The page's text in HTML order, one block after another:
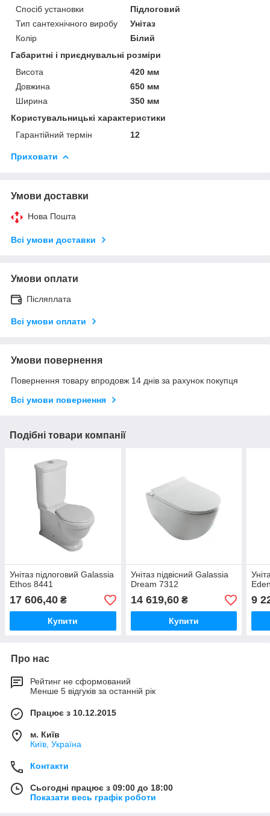
Спосіб установки
Підлоговий
Тип сантехнічного виробу
Унітаз
Колір
Білий
Габаритні і приєднувальні розміри
Висота
420 мм
Довжина
650 мм
Ширина
350 мм
Користувальницькі характеристики
Гарантійний термін
12
Приховати
Умови доставки
Нова Пошта
Всі умови доставки
Умови оплати
Післяплата
Всі умови оплати
Умови повернення
Повернення товару впродовж 14 днів за рахунок покупця
Всі умови повернення
Подібні товари компанії
Унітаз підлоговий Galassia
Ethos 8441
17 606,40 ₴
Купити
Унітаз підвісний Galassia
Dream 7312
14 619,60₴
Купити
9
Про нас
Рейтинг не сформований
Менше 5 відгуків за останній рік
Працює з 10.12.2015
м. Київ
Київ, Україна
Контакти
Сьогодні працює з 09:00 до 18:00
Показати весь графік роботи